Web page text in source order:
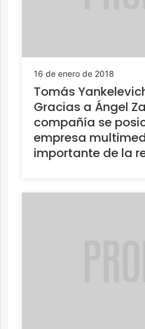
16 de enero de 2018
Tomás
Gracias a Ángel
compañía se
empresa
importante de la